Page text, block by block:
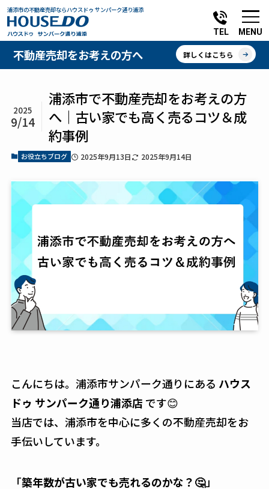
浦添市の不動産売却ならハウスドゥ サンパーク通り浦添
TEL
不動産売却をお考えの方へ 詳しくはこちら
MENU
浦添市で不動産売却をお考えの方
へ｜古い家でも高く売るコツ＆成
約事例
2025
9/14
お役立ちブログ 2025年9月13日 2025年9月14日
こんにちは。浦添市サンパーク通りにある ハウス
ドゥ サンパーク通り浦添店 です😊
当店では、浦添市を中心に多くの不動産売却をお
手伝いしています。
「築年数が古い家でも売れるのかな？🤔」